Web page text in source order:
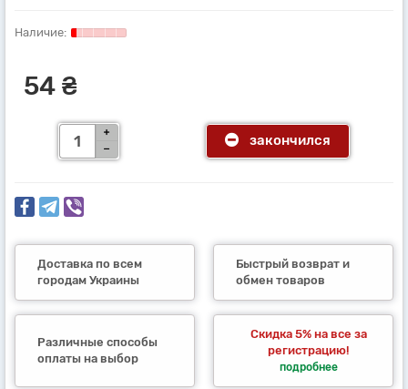
54 ₴
закончился
Доставка по всем
городам Украины
Быстрый возврат и
обмен товаров
Различные способы
оплаты на выбор
Скидка 5% на все за
регистрацию!
подробнее